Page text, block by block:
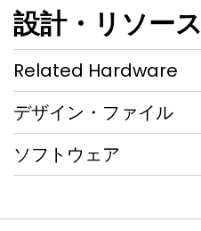
設計・リソース
Related Hardware
デザイン・ファイル
ソフトウェア